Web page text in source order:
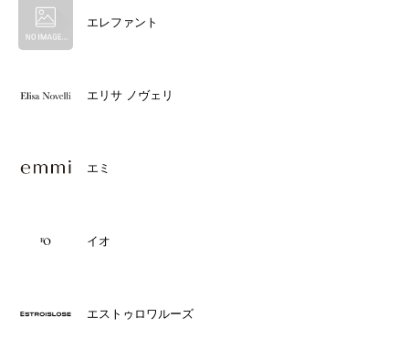
エレファント
エリサ ノヴェリ
エミ
イオ
エストゥロワルーズ